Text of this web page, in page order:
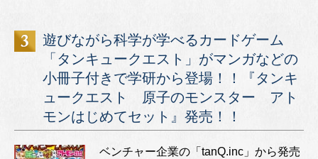
遊びながら科学が学べるカードゲーム
「タンキュークエスト」がマンガなどの
小冊子付きで学研から登場！！『タンキ
ュークエスト 原子のモンスター アト
モンはじめてセット』発売！！
ベンチャー企業の「tanQ.inc」から発売